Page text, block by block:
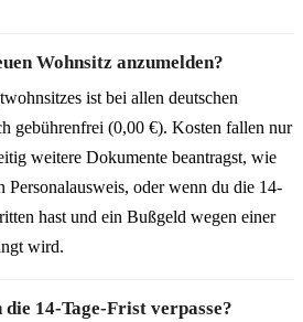
Wohnsitz anzumelden?
ist bei allen deutschen
gebührenfrei (0,00 €). Kosten fallen nur
weitere Dokumente beantragst, wie
Personalausweis, oder wenn du die 14-
hast und ein Bußgeld wegen einer
wird.
14-Tage-Frist verpasse?